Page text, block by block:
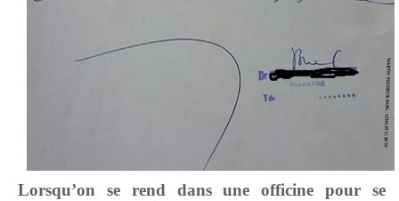
Lorsqu’on se rend dans une officine pour se